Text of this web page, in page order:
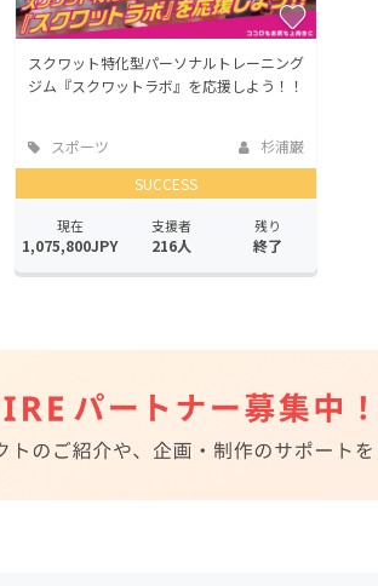
スクワット特化型パーソナルトレーニング
ジム『スクワットラボ』を応援しよう！！
スポーツ
杉浦巌
SUCCESS
現在
1,075,800JPY
支援者
216人
残り
終了